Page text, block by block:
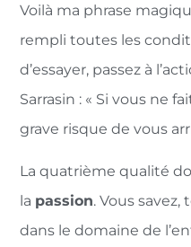
Voilà ma phrase
rempli toutes les
d’essayer, passez à
Sarrasin : « Si vous ne
grave risque de vous
La quatrième qualité
la passion. Vous
dans le domaine de